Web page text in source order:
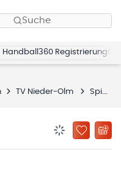
Suche
Handball360 Registrierung
TV Nieder-Olm Spielplan
ZU